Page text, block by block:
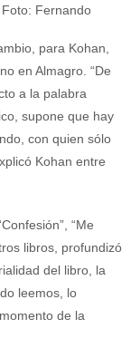
Foto: Fernando
para Kohan,
en Almagro. “De
a la palabra
supone que hay
con quien sólo
Kohan entre
“Me
libros, profundizó
del libro, la
leemos, lo
de la